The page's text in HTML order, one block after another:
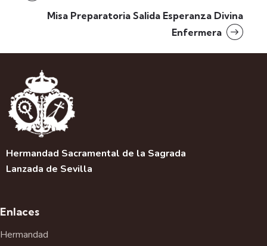
Misa Preparatoria Salida Esperanza Divina
Enfermera
Hermandad Sacramental de la Sagrada
Lanzada de Sevilla
Enlaces
Hermandad